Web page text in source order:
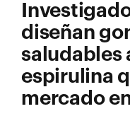
diseñan
saludables
espirulina
mercado